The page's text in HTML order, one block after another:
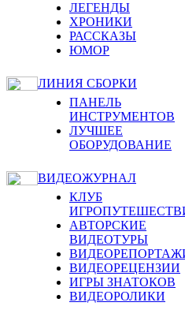
ЛЕГЕНДЫ
ХРОНИКИ
РАССКАЗЫ
ЮМОР
ЛИНИЯ СБОРКИ
ПАНЕЛЬ
ИНСТРУМЕНТОВ
ЛУЧШЕЕ
ОБОРУДОВАНИЕ
ВИДЕОЖУРНАЛ
КЛУБ
АВТОРСКИЕ
ВИДЕОТУРЫ
ВИДЕОРЕЦЕНЗИИ
ИГРЫ ЗНАТОКОВ
ВИДЕОРОЛИКИ